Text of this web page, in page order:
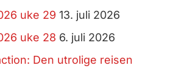
uke 29 13. juli 2026
uke 28 6. juli 2026
Den utrolige reisen